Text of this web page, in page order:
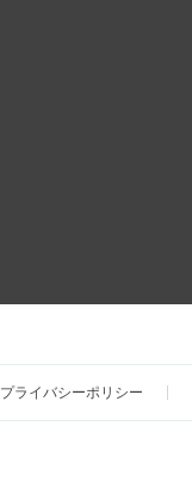
プライバシーポリシー